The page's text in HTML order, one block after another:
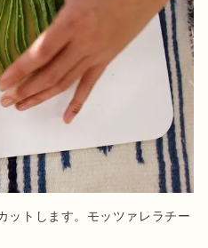
ットします。モッツァレラチー